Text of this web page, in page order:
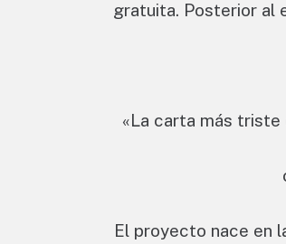
gratuita. Posterior al
«La carta más triste
El proyecto nace en